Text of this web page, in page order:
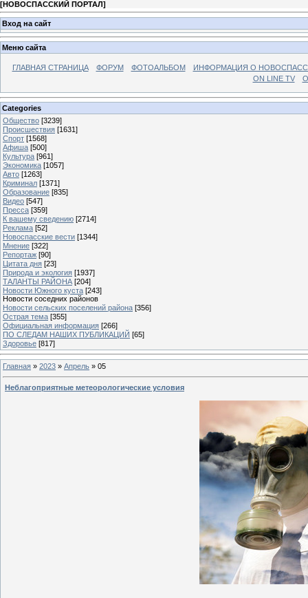
[НОВОСПАССКИЙ ПОРТАЛ]
Вход на сайт
Меню сайта
ГЛАВНАЯ СТРАНИЦА ФОРУМ ФОТОАЛЬБОМ
ИНФОРМАЦИЯ О
ON LINE TV
Categories
Общество [3239]
Происшествия [1631]
Спорт [1568]
Афиша [500]
Культура [961]
Экономика [1057]
Авто [1263]
Криминал [1371]
Образование [835]
Видео [547]
Пресса [359]
К вашему сведению [2714]
Реклама [52]
Новоспасские вести [1344]
Мнение [322]
Репортаж [90]
Цитата дня [23]
Природа и экология [1937]
ТАЛАНТЫ РАЙОНА [204]
Новости Южного куста [243]
Новости соседних районов
Новости сельских поселений района [356]
Острая тема [355]
Официальная информация [266]
ПО СЛЕДАМ НАШИХ ПУБЛИКАЦИЙ [65]
Здоровье [817]
Главная » 2023 » Апрель » 05
Неблагоприятные метеорологические условия